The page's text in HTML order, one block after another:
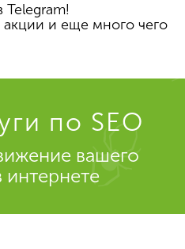
Telegram!
и еще много чего
по SEO
вашего
интернете